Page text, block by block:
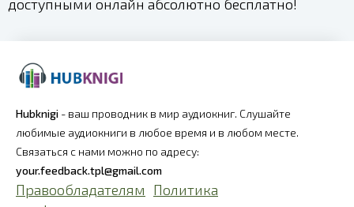
доступными онлайн абсолютно бесплатно!
Hubknigi - ваш проводник в мир аудиокниг. Слушайте
любимые аудиокниги в любое время и в любом месте.
Связаться с нами можно по адресу:
your.feedback.tpl@gmail.com
Правообладателям Политика